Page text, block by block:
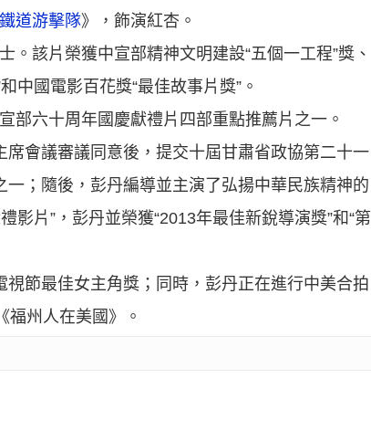
鐵道游擊隊》，飾演紅杏。
該片榮獲中宣部精神文明建設“五個一工程”獎、
中國電影百花獎“最佳故事片獎”。
部六十周年國慶獻禮片四部重點推薦片之一。
會議審議同意後，提交十屆甘肅省政協第二十一
；隨後，彭丹編導並主演了弘揚中華民族精神的
片”，彭丹並榮獲“2013年最佳新銳導演獎”和“第
節最佳女主角獎；同時，彭丹正在進行中美合拍
州人在美國》。